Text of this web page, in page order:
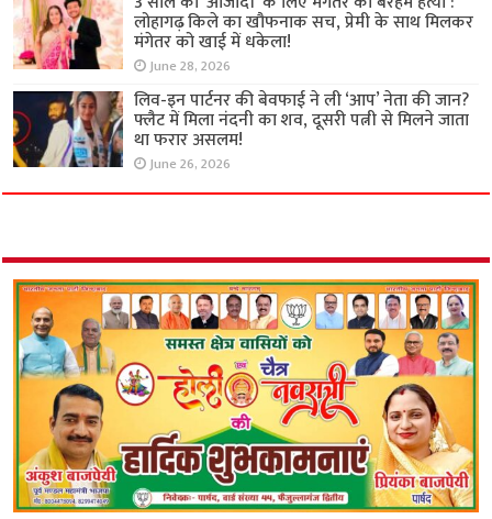
लोहागढ़ किले का खौफनाक सच, प्रेमी के साथ मिलकर
मंगेतर को खाई में धकेला!
June 28, 2026
लिव-इन पार्टनर की बेवफाई ने ली ‘आप’ नेता की जान?
फ्लैट में मिला नंदनी का शव, दूसरी पत्नी से मिलने जाता
था फरार असलम!
June 26, 2026